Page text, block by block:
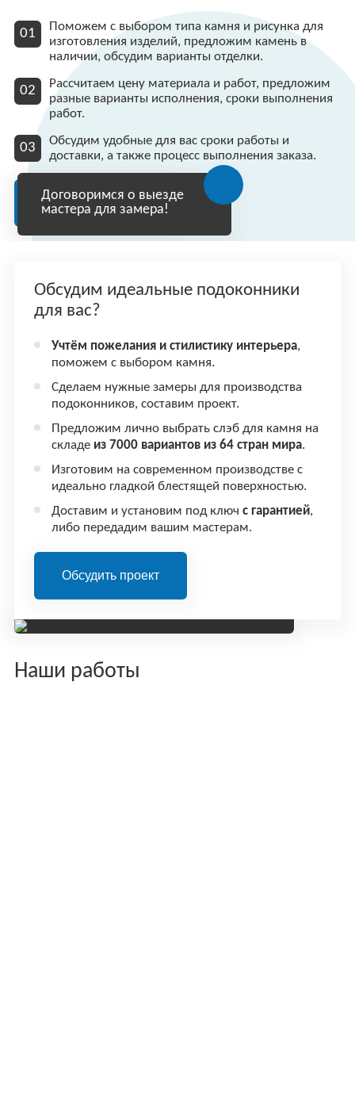
Поможем с выбором типа камня и рисунка для
изготовления изделий, предложим камень в
наличии, обсудим варианты отделки.
Рассчитаем цену материала и работ, предложим
разные варианты исполнения, сроки выполнения
работ.
Обсудим удобные для вас сроки работы и
доставки, а также процесс выполнения заказа.
Договоримся о выезде
мастера для замера!
Обсудим идеальные подоконники
для вас?
Учтём пожелания и стилистику интерьера,
поможем с выбором камня.
Сделаем нужные замеры для производства
подоконников, составим проект.
Предложим лично выбрать слэб для камня на
складе из 7000 вариантов из 64 стран мира.
Изготовим на современном производстве с
идеально гладкой блестящей поверхностью.
Доставим и установим под ключ с гарантией,
либо передадим вашим мастерам.
Наши работы